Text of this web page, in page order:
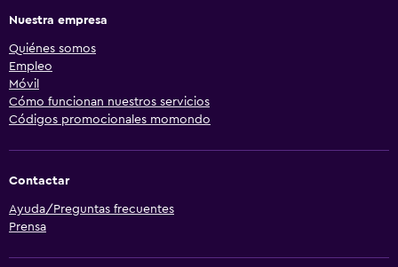
Nuestra empresa
Quiénes somos
Empleo
Móvil
Cómo funcionan nuestros servicios
Códigos promocionales momondo
Contactar
Ayuda/Preguntas frecuentes
Prensa